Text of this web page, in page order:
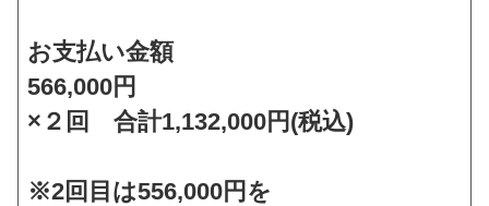
お支払い金額
566,000円
×２回 合計1,132,000円(税込)
※2回目は556,000円を